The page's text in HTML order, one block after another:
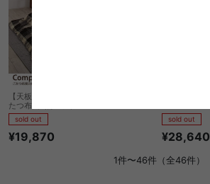
【天板75cm×75cm用】Compact slim こ
たつ布団2点セット
sold out
¥19,870
sold out
¥28,640
1件〜46件（全46件）